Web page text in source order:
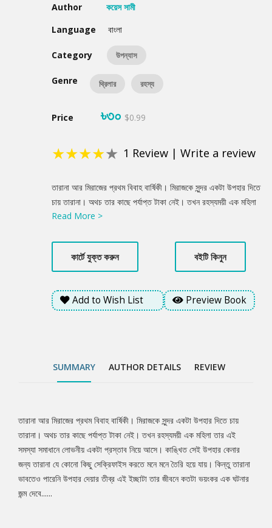
Author
কয়েস সামী
Language
বাংলা
Category উপন্যাস
Genre থ্রিলার রহস্য
Price ৳৩০ $0.99
★★★★★ 1 Review | Write a review
Product
Summery
তারানা আর মিরাজের প্রথম বিবাহ বার্ষিকী। মিরাজকে সুন্দর একটা উপহার দিতে
চায় তারানা। অথচ তার কাছে পর্যাপ্ত টাকা নেই। তখন রহস্যময়ী এক মহিলা
তার এই সমস্যা সমাধানে লোভনীয় একটা প্রস্তাব নিয়ে আসে। কাঙ্খিত সেই
হয়ে যায়। কিন্তু তারানা ভাবতেও পারেনি উপহার দেয়ার তীব্র এই ইচ্ছাটা তার
জীবনে কতটা ভয়ংকর এক ঘটনার জন্ম দেবে......
Read More >
কার্টে যুক্ত করুন বইটি কিনুন
Add to Wish List Preview Book
SUMMARY AUTHOR DETAILS REVIEW
Tab
Article
তারানা আর মিরাজের প্রথম বিবাহ বার্ষিকী। মিরাজকে সুন্দর একটা উপহার দিতে চায়
তারানা। অথচ তার কাছে পর্যাপ্ত টাকা নেই। তখন রহস্যময়ী এক মহিলা তার এই
সমস্যা সমাধানে লোভনীয় একটা প্রস্তাব নিয়ে আসে। কাঙ্খিত সেই উপহার কেনার
জন্য তারানা যে কোনো কিছু সেক্রিফাইস করতে মনে মনে তৈরি হয়ে যায়। কিন্তু তারানা
ভাবতেও পারেনি উপহার দেয়ার তীব্র এই ইচ্ছাটা তার জীবনে কতটা ভয়ংকর এক ঘটনার
জন্ম দেবে......